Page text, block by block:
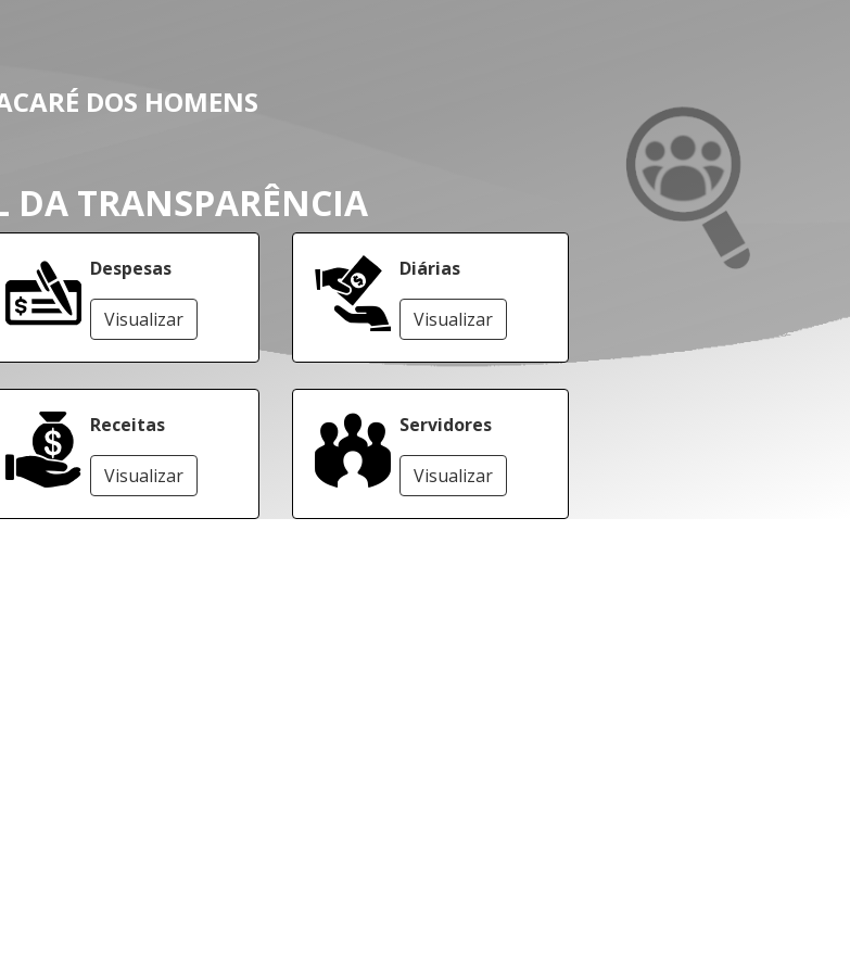
DOS HOMENS
DA TRANSPARÊNCIA
Despesas
Visualizar
Diárias
Visualizar
Receitas
Visualizar
Servidores
Visualizar